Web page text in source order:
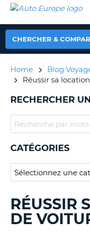
LOCATION
VOITURE
CAMPING-
CAR
AUTO
EUROPE
LOCATION
VOITURE
CAR
PARTENAIRES
CLIENT
COMPTE
GÉRER
MA
CHERCHER &
Home
Blog
Réussir sa
RECHERCHER
CATÉGORIES
RECHERCHER
DES
BLOGS......
RÉUSSIR
DE